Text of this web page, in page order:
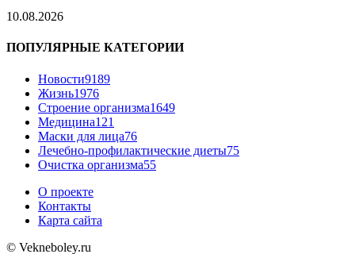
10.08.2026
ПОПУЛЯРНЫЕ КАТЕГОРИИ
Новости9189
Жизнь1976
Строение организма1649
Медицина121
Маски для лица76
Лечебно-профилактические диеты75
Очистка организма55
О проекте
Контакты
Карта сайта
© Vekneboley.ru